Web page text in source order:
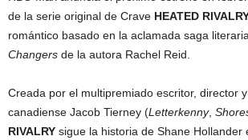
de la serie original de Crave HEATED
romántico basado en la aclamada saga literaria
Changers de la autora Rachel Reid.
Creada por el multipremiado escritor, director
canadiense Jacob Tierney (Letterkenny,
RIVALRY sigue la historia de Shane Hollander